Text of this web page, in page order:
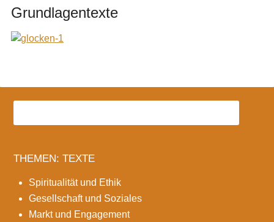
Grundlagentexte
THEMEN: TEXTE
Spiritualität und Ethik
Gesellschaft und Soziales
Markt und Engagement